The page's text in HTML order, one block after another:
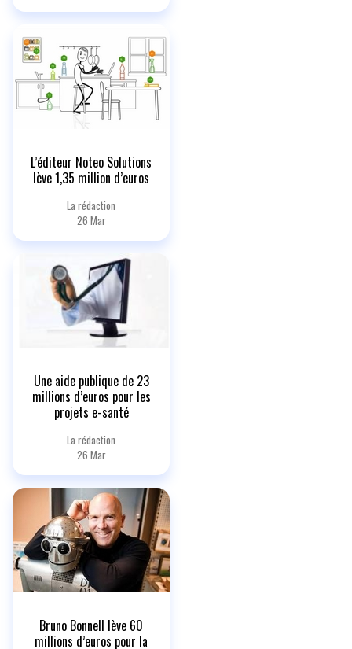
L’éditeur Noteo Solutions
lève 1,35 million d’euros
La rédaction
26 Mar
Une aide publique de 23
millions d’euros pour les
projets e-santé
La rédaction
26 Mar
Bruno Bonnell lève 60
millions d’euros pour la